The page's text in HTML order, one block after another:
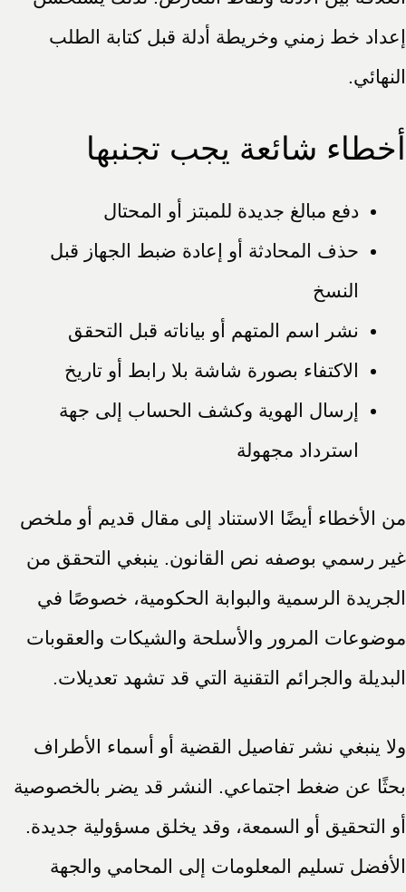
إعداد خط زمني وخريطة أدلة قبل كتابة الطلب
النهائي.
أخطاء شائعة يجب تجنبها
دفع مبالغ جديدة للمبتز أو المحتال
حذف المحادثة أو إعادة ضبط الجهاز قبل
النسخ
نشر اسم المتهم أو بياناته قبل التحقق
الاكتفاء بصورة شاشة بلا رابط أو تاريخ
إرسال الهوية وكشف الحساب إلى جهة
استرداد مجهولة
من الأخطاء أيضًا الاستناد إلى مقال قديم أو ملخص
غير رسمي بوصفه نص القانون. ينبغي التحقق من
الجريدة الرسمية والبوابة الحكومية، خصوصًا في
موضوعات المرور والأسلحة والشيكات والعقوبات
البديلة والجرائم التقنية التي قد تشهد تعديلات.
ولا ينبغي نشر تفاصيل القضية أو أسماء الأطراف
بحثًا عن ضغط اجتماعي. النشر قد يضر بالخصوصية
أو التحقيق أو السمعة، وقد يخلق مسؤولية جديدة.
الأفضل تسليم المعلومات إلى المحامي والجهة